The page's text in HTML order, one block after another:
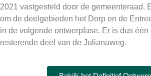
2021 vastgesteld door de gemeenteraad.
om de deelgebieden het Dorp en de
in de volgende ontwerpfase. Er is dus één
resterende deel van de Julianaweg.